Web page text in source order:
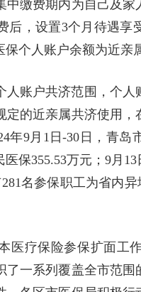
缴费期内为自己及
后，设置3个月待遇享
个人账户余额为近亲
账户共济范围，个
的近亲属共济使用
年9月1日-30日，青岛
保355.53万元；9月
名参保职工为省内
医疗保险参保扩面工
一系列覆盖全市范